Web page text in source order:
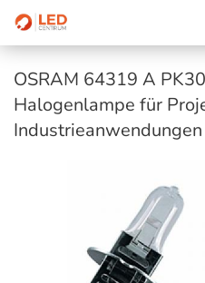
OSRAM 64319 A
Halogenlampe für
Industrieanwendungen